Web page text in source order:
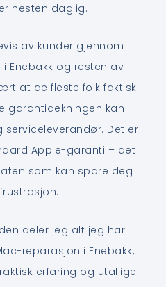
nesten daglig.
av kunder gjennom
Enebakk og resten av
at de fleste folk faktisk
garantidekningen kan
Det er
Apple-garanti – det
som kan spare deg
deler jeg alt jeg har
reparasjon i Enebakk,
erfaring og utallige